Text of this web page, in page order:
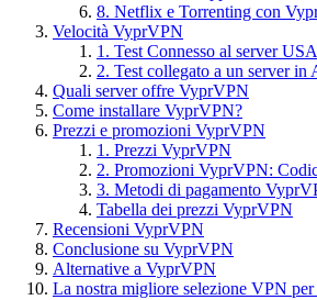
8. Netflix e Torrenting con
Velocità VyprVPN
1. Test Connesso al server USA
2. Test collegato a un server in
Quali server offre VyprVPN
Come installare VyprVPN?
Prezzi e promozioni VyprVPN
1. Prezzi VyprVPN
2. Promozioni VyprVPN:
3. Metodi di pagamento
Tabella dei prezzi VyprVPN
Recensioni VyprVPN
Conclusione su VyprVPN
Alternative a VyprVPN
La nostra migliore selezione VPN per